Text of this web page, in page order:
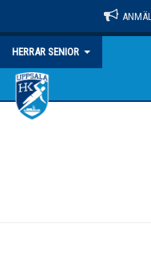
HERRAR SENIOR
HEM